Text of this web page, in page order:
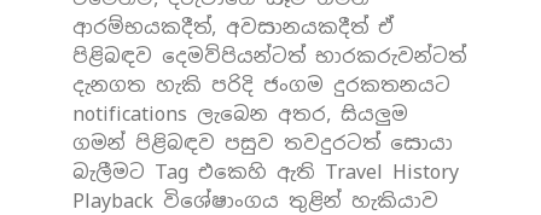
ආරම්භයකදීත්, අවසානයකදීත් ඒ
පිළිබඳව දෙමව්පියන්ටත් භාරකරුවන්ටත්
දැනගත හැකි පරිදි ජංගම දුරකතනයට
notifications ලැබෙන අතර, සියලුම
ගමන් පිළිබඳව පසුව තවදුරටත් සොයා
බැලීමට Tag එකෙහි ඇති Travel History
Playback විශේෂාංගය තුළින් හැකියාව